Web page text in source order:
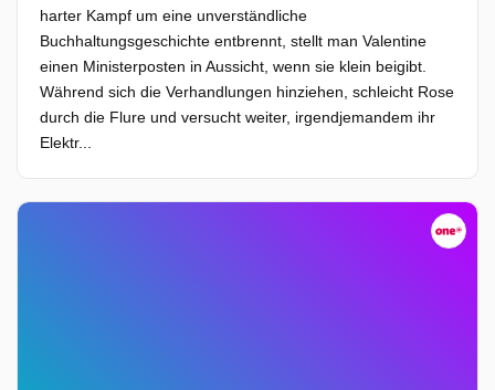
harter Kampf um eine unverständliche
Buchhaltungsgeschichte entbrennt, stellt man Valentine
einen Ministerposten in Aussicht, wenn sie klein beigibt.
Während sich die Verhandlungen hinziehen, schleicht Rose
durch die Flure und versucht weiter, irgendjemandem ihr
Elektr...